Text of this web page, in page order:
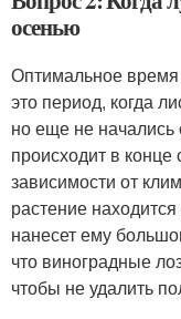
осенью
Оптимальное
это период, когда
но еще не
происходит в конце
зависимости от
растение
нанесет ему
что виноградные
чтобы не удалить